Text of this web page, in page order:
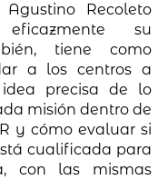
Recoleto
eficazmente su
tiene como
a los centros a
precisa de lo
misión dentro de
y cómo evaluar si
cualificada para
con las mismas